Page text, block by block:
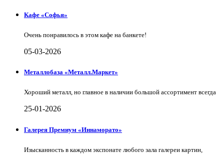
Кафе «Софья»
Очень понравилось в этом кафе на банкете!
05-03-2026
Металлобаза «Металл.Маркет»
Хороший металл, но главное в наличии большой ассортимент всегда
25-01-2026
Галерея Премиум «Иннаморато»
Изысканность в каждом экспонате любого зала галереи картин,